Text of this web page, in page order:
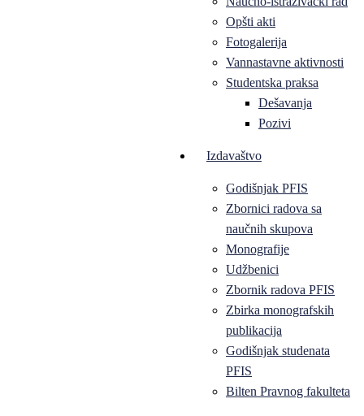
Opšti akti
Fotogalerija
Vannastavne aktivnosti
Studentska praksa
Dešavanja
Pozivi
Izdavaštvo
Godišnjak PFIS
Zbornici radova sa
naučnih skupova
Monografije
Udžbenici
Zbornik radova PFIS
Zbirka monografskih
publikacija
Godišnjak studenata
PFIS
Bilten Pravnog fakulteta